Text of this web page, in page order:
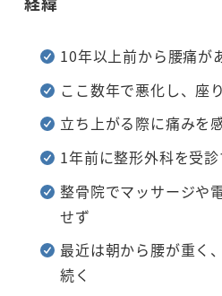
10年以上前から腰痛が
ここ数年で悪化し、座
立ち上がる際に痛みを
1年前に整形外科を受診
整骨院でマッサージや
せず
最近は朝から腰が重く
続く